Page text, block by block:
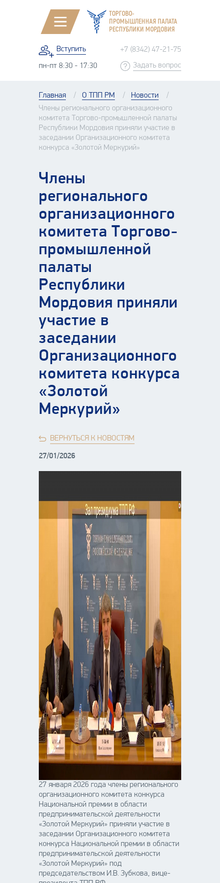
ТОРГОВО-
ПРОМЫШЛЕННАЯ ПАЛАТА
РЕСПУБЛИКИ МОРДОВИЯ
Вступить +7 (8342) 47-21-75
пн-пт 8:30 - 17:30 Задать вопрос
Главная О ТПП РМ
Новости
Члены регионального организационного
комитета Торгово-промышленной палаты
Республики Мордовия приняли участие в
заседании Организационного комитета
конкурса «Золотой Меркурий»
Члены
регионального
организационного
комитета Торгово-
промышленной
палаты
Республики
Мордовия приняли
участие в
заседании
Организационного
комитета конкурса
«Золотой
Меркурий»
27/01/2026
ВЕРНУТЬСЯ К НОВОСТЯМ
27 января 2026 года члены регионального
организационного комитета конкурса
Национальной премии в области
предпринимательской деятельности
«Золотой Меркурий» приняли участие в
заседании Организационного комитета
конкурса Национальной премии в области
предпринимательской деятельности
«Золотой Меркурий» под
председательством И.В. Зубкова, вице-